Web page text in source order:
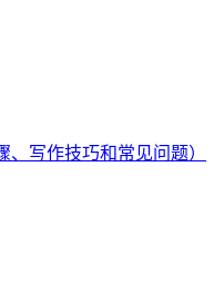
写作技巧和常见问题）